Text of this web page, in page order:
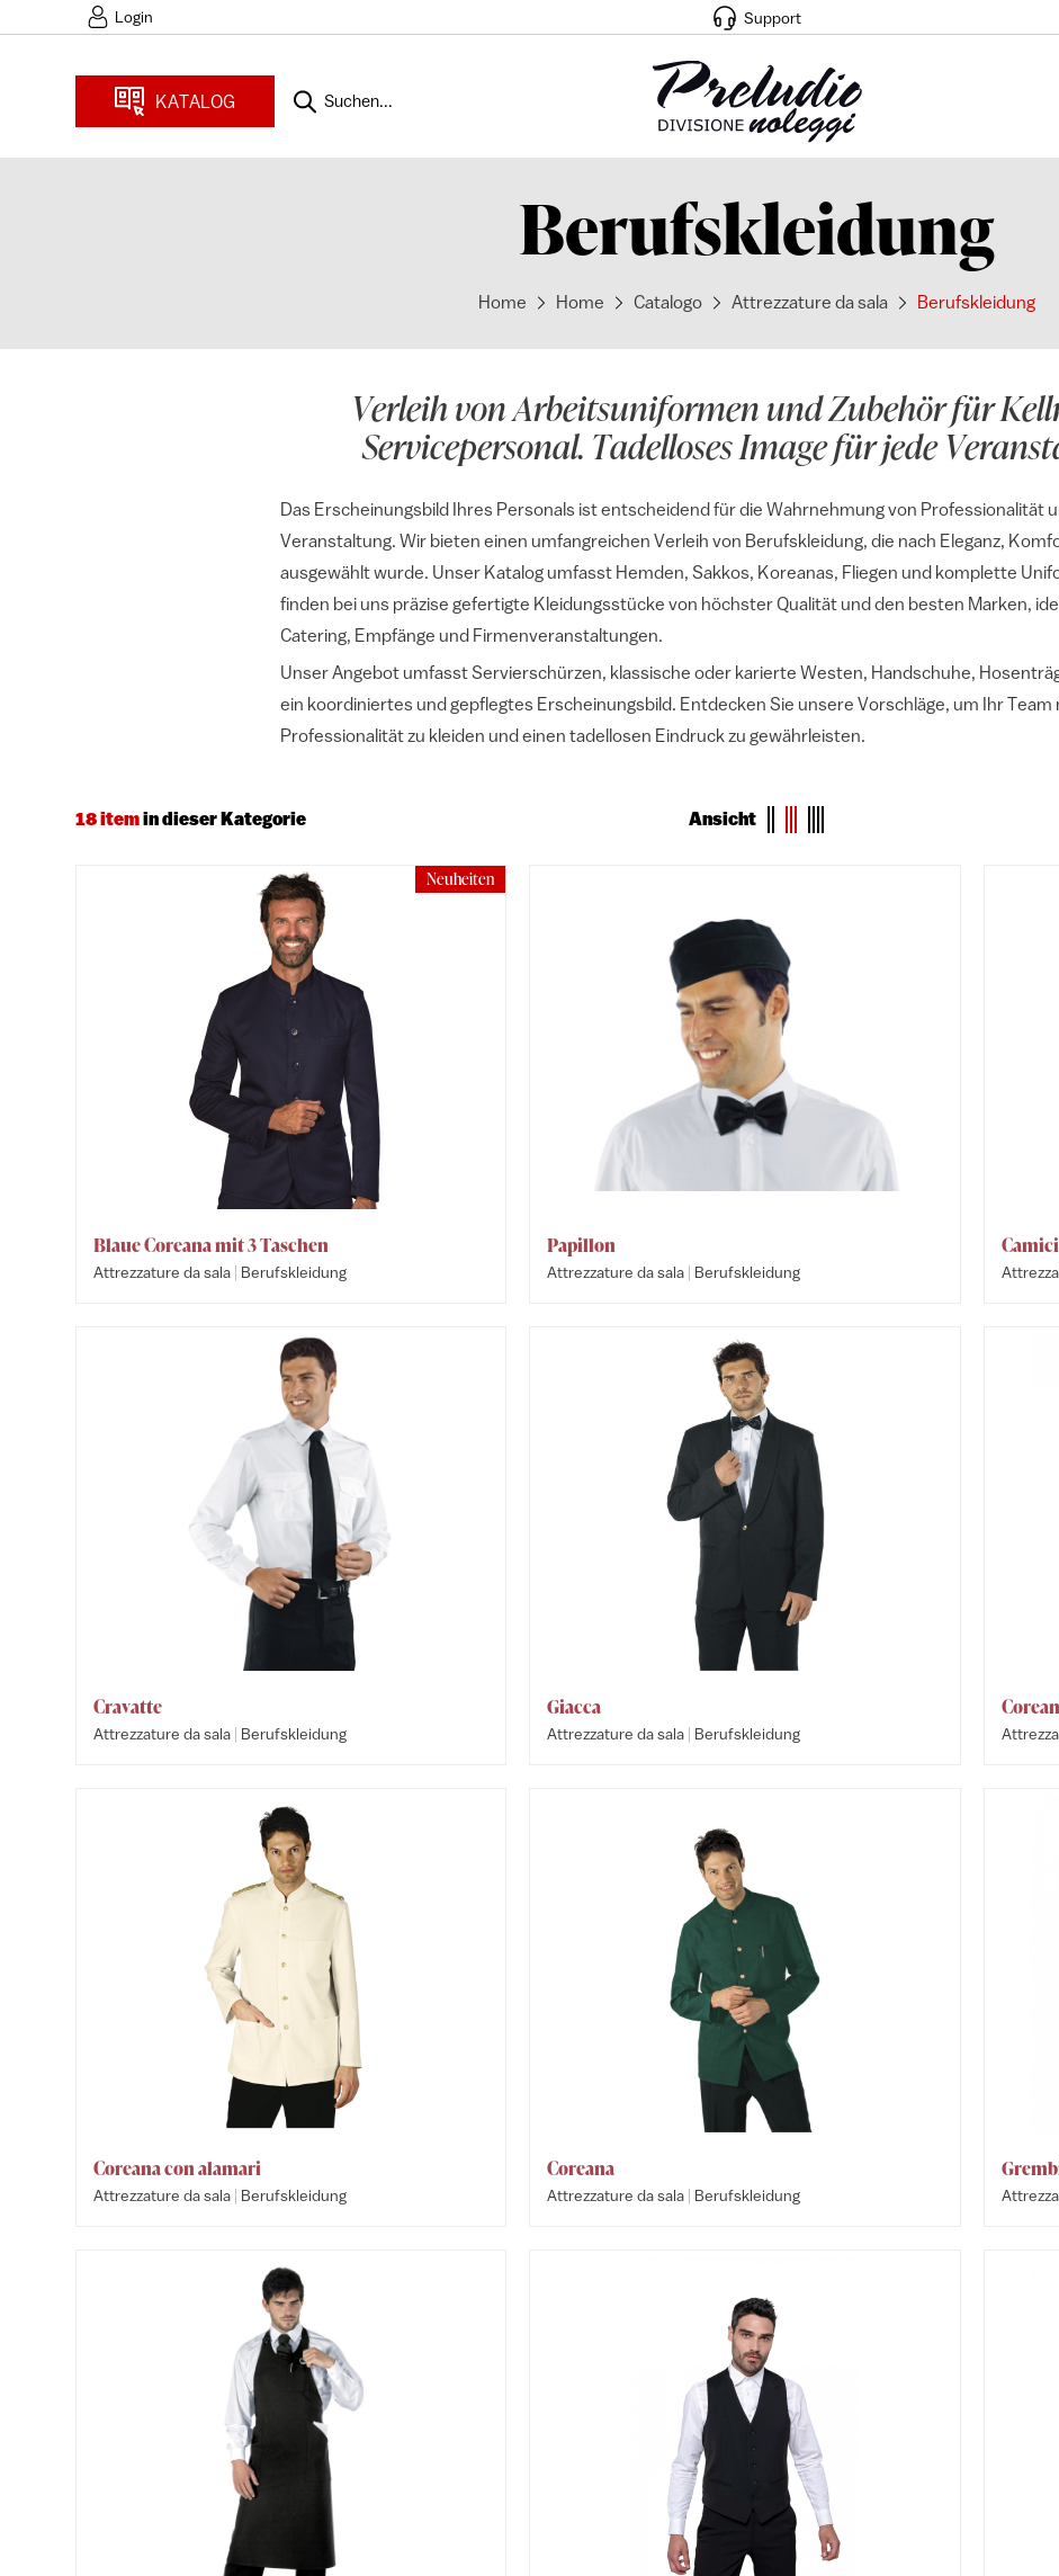
Login Support
KATALOG Suchen...
Berufskleidung
Home Home Catalogo Attrezzature da sala Berufskleidung
Verleih von Arbeitsuniformen und Zubehör für
Servicepersonal. Tadelloses Image für jede
Das Erscheinungsbild Ihres Personals ist entscheidend für die Wahrnehmung von Professionalität
Veranstaltung. Wir bieten einen umfangreichen Verleih von Berufskleidung, die nach Eleganz,
ausgewählt wurde. Unser Katalog umfasst Hemden, Sakkos, Koreanas, Fliegen und komplette
finden bei uns präzise gefertigte Kleidungsstücke von höchster Qualität und den besten Marken,
Catering, Empfänge und Firmenveranstaltungen.
Unser Angebot umfasst Servierschürzen, klassische oder karierte Westen, Handschuhe,
ein koordiniertes und gepflegtes Erscheinungsbild. Entdecken Sie unsere Vorschläge, um Ihr Team
Professionalität zu kleiden und einen tadellosen Eindruck zu gewährleisten.
18 itemin dieser Kategorie Ansicht
Neuheiten
Blaue Coreana mit 3 Taschen
Attrezzature da sala | Berufskleidung
Papillon
Attrezzature da sala | Berufskleidung
Cravatte
Attrezzature da sala | Berufskleidung
Giacca
Attrezzature da sala | Berufskleidung
Coreana con alamari
Attrezzature da sala | Berufskleidung
Coreana
Attrezzature da sala | Berufskleidung